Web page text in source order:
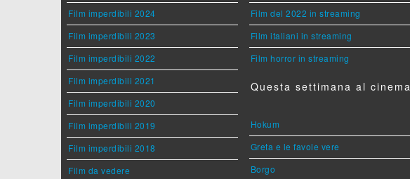
Film imperdibili 2024
Film imperdibili 2023
Film imperdibili 2022
Film imperdibili 2021
Film imperdibili 2020
Film imperdibili 2019
Film imperdibili 2018
Film da vedere
Film del 2022 in streaming
Film italiani in streaming
Film horror in streaming
Questa settimana al cinema
Hokum
Greta e le favole vere
Borgo